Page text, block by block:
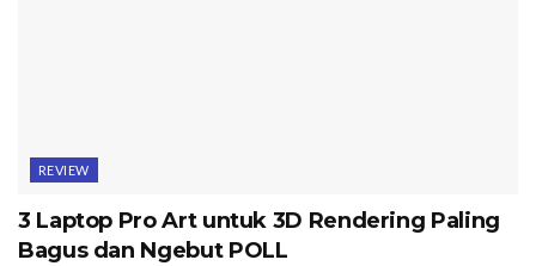
REVIEW
3 Laptop Pro Art untuk 3D Rendering Paling
Bagus dan Ngebut POLL